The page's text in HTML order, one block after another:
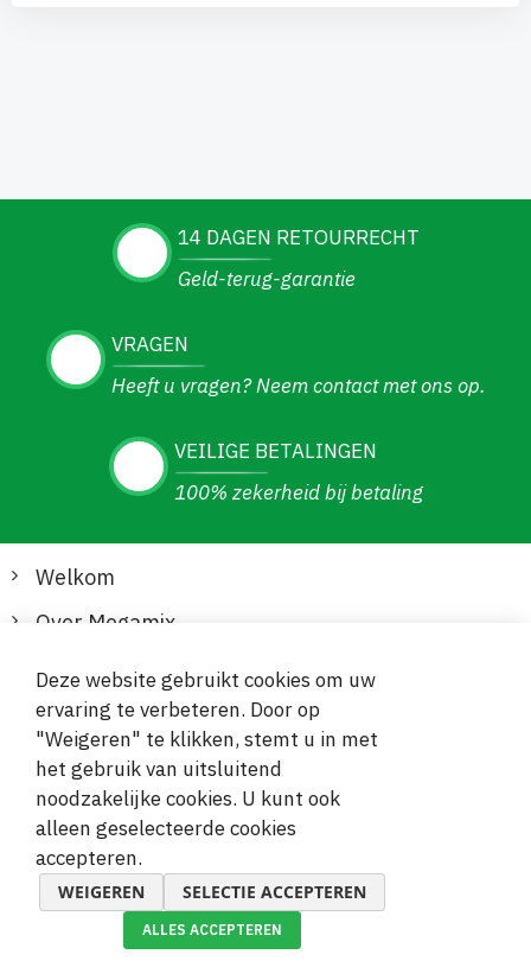
14 DAGEN RETOURRECHT
Geld-terug-garantie
VRAGEN
Heeft u vragen? Neem contact met ons op.
VEILIGE BETALINGEN
100% zekerheid bij betaling
Welkom
Over Megamix
Informatie
Klantenservice
Veilige en gemakkelijke betalingen
Deze website gebruikt cookies om uw
ervaring te verbeteren. Door op
"Weigeren" te klikken, stemt u in met
het gebruik van uitsluitend
noodzakelijke cookies. U kunt ook
alleen geselecteerde cookies
accepteren.
WEIGEREN SELECTIE ACCEPTEREN
ALLES ACCEPTEREN